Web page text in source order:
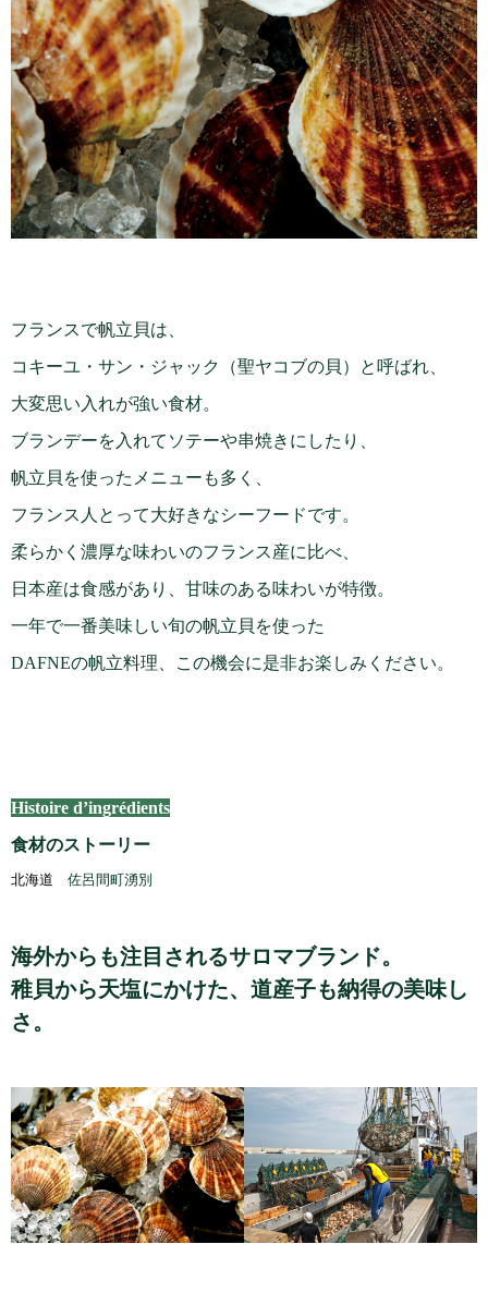
フランスで帆立貝は、
コキーユ・サン・ジャック（聖ヤコブの貝）と呼ばれ、
大変思い入れが強い食材。
ブランデーを入れてソテーや串焼きにしたり、
帆立貝を使ったメニューも多く、
フランス人とって大好きなシーフードです。
柔らかく濃厚な味わいのフランス産に比べ、
日本産は食感があり、甘味のある味わいが特徴。
一年で一番美味しい旬の帆立貝を使った
DAFNEの帆立料理、この機会に是非お楽しみください。
Histoire d’ingrédients
食材のストーリー
北海道 佐呂間町湧別
海外からも注目されるサロマブランド。
稚貝から天塩にかけた、道産子も納得の美味し
さ。